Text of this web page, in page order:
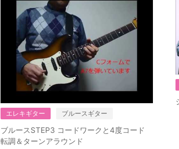
エレキギター ブルースギター
ブルースSTEP3 コードワークと4度コード
転調＆ターンアラウンド